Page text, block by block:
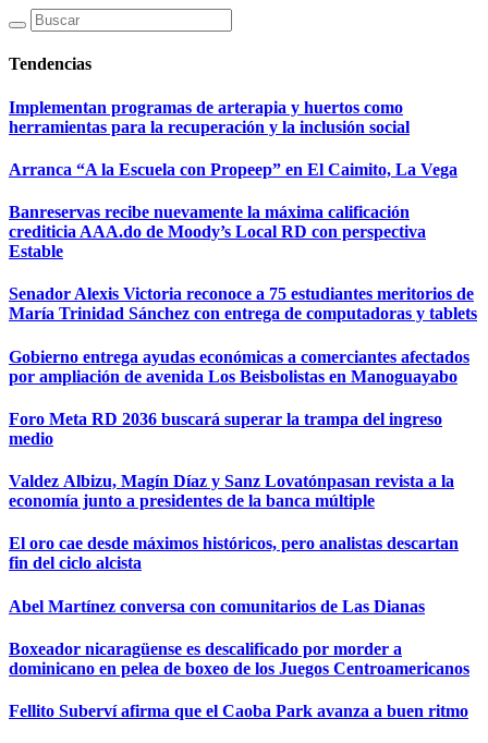
Tendencias
Implementan programas de arterapia y huertos como
herramientas para la recuperación y la inclusión social
Arranca “A la Escuela con Propeep” en El Caimito, La Vega
Banreservas recibe nuevamente la máxima calificación
crediticia AAA.do de Moody’s Local RD con perspectiva
Estable
Senador Alexis Victoria reconoce a 75 estudiantes meritorios de
María Trinidad Sánchez con entrega de computadoras y tablets
Gobierno entrega ayudas económicas a comerciantes afectados
por ampliación de avenida Los Beisbolistas en Manoguayabo
Foro Meta RD 2036 buscará superar la trampa del ingreso
medio
Valdez Albizu, Magín Díaz y Sanz Lovatónpasan revista a la
economía junto a presidentes de la banca múltiple
El oro cae desde máximos históricos, pero analistas descartan
fin del ciclo alcista
Abel Martínez conversa con comunitarios de Las Dianas
Boxeador nicaragüense es descalificado por morder a
dominicano en pelea de boxeo de los Juegos Centroamericanos
Fellito Suberví afirma que el Caoba Park avanza a buen ritmo